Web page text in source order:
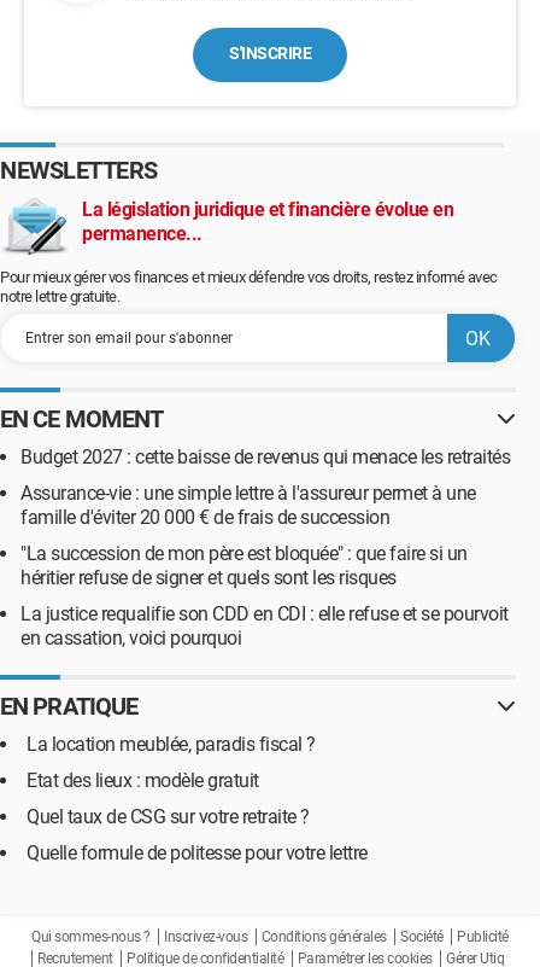
S'INSCRIRE
NEWSLETTERS
La législation juridique et financière évolue en
permanence...
Pour mieux gérer vos finances et mieux défendre vos droits, restez informé avec
notre lettre gratuite.
EN CE MOMENT
Budget 2027 : cette baisse de revenus qui menace les retraités
Assurance-vie : une simple lettre à l'assureur permet à une
famille d'éviter 20 000 € de frais de succession
"La succession de mon père est bloquée" : que faire si un
héritier refuse de signer et quels sont les risques
La justice requalifie son CDD en CDI : elle refuse et se pourvoit
en cassation, voici pourquoi
EN PRATIQUE
La location meublée, paradis fiscal ?
Etat des lieux : modèle gratuit
Quel taux de CSG sur votre retraite ?
Quelle formule de politesse pour votre lettre
Qui sommes-nous ? Inscrivez-vous Conditions générales Société
Publicité
Recrutement
Politique de confidentialité Paramétrer les cookies Gérer Utiq